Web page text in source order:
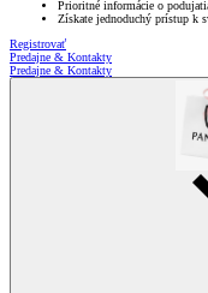
Prioritné informácie o
Získate jednoduchý prístup k
Registrovať
Predajne & Kontakty
Predajne & Kontakty